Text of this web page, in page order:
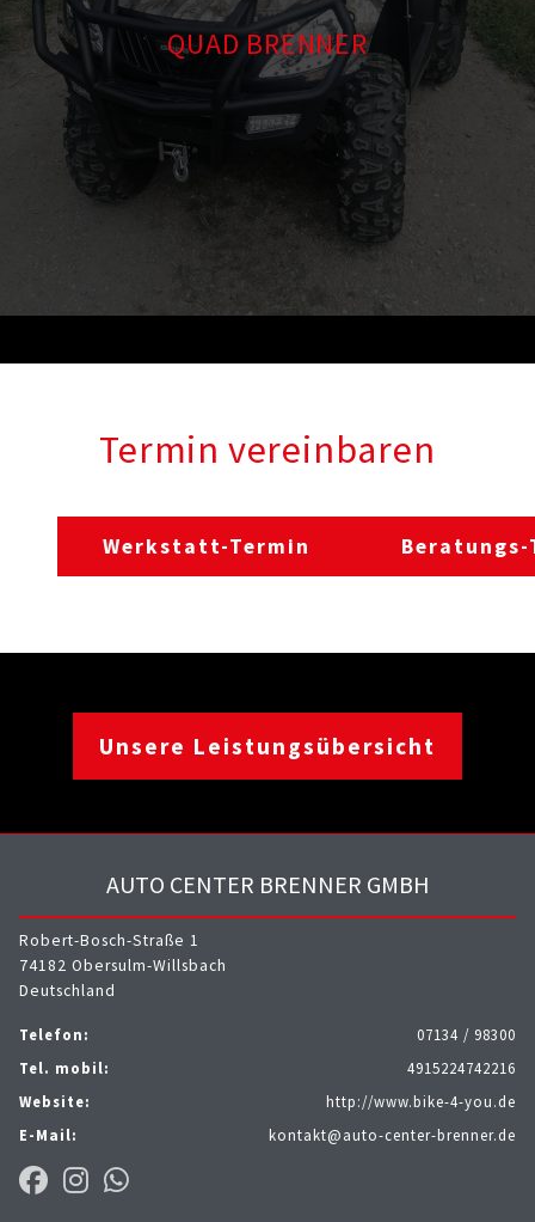
QUAD BRENNER
Termin vereinbaren
Werkstatt-Termin
Unsere Leistungsübersicht
AUTO CENTER BRENNER GMBH
Robert-Bosch-Straße 1
74182 Obersulm-Willsbach
Deutschland
Telefon:
07134 / 98300
Tel. mobil:
4915224742216
Website:
http://www.bike-4-you.de
E-Mail:
kontakt@auto-center-brenner.de